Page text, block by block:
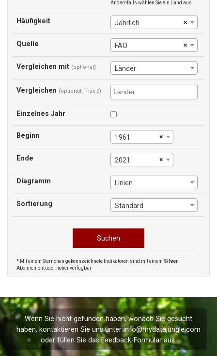
Andernfalls wählen Sie ein Land aus
Häufigkeit ×
Jährlich
Quelle ×
FAO
Vergleichen mit (optional) Länder
Vergleichen (optional, max 9)
Einzelnes Jahr
Beginn ×
1961
Ende ×
2021
Diagramm Linien
Sortierung Standard
* Mit einem Sternchen gekennzeichnete Indikatoren sind mit einem Silver-
Abonnement oder höher verfügbar
Wenn Sie nicht gefunden haben, wonach Sie gesucht
haben, kontaktieren Sie uns unterinfo@mydatajungle.com
oder füllen Sie dasFeedback-Formular aus.